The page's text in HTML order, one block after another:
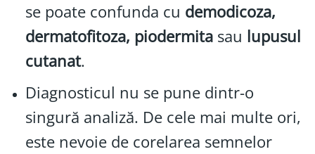
se poate confunda cu demodicoza,
dermatofitoza, piodermitasau lupusul
cutanat.
Diagnosticul nu se pune dintr-o
singură analiză. De cele mai multe ori,
este nevoie de corelarea semnelor